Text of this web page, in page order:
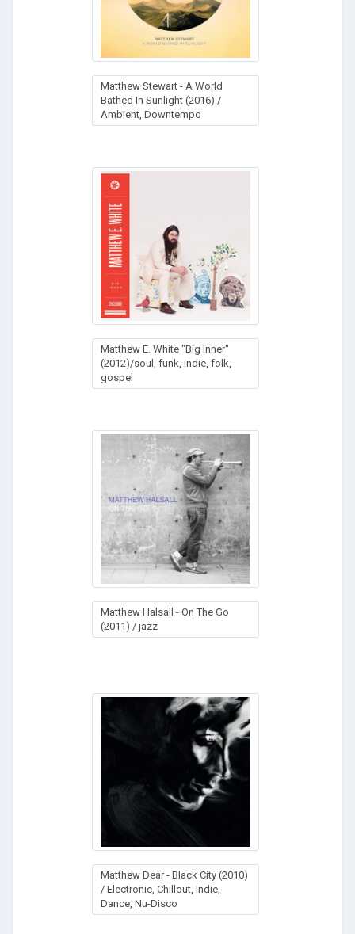
Matthew Stewart - A World
Bathed In Sunlight (2016) /
Ambient, Downtempo
Matthew E. White "Big Inner"
(2012)/soul, funk, indie, folk,
gospel
Matthew Halsall - On The Go
(2011) / jazz
Matthew Dear - Black City (2010)
/ Electronic, Chillout, Indie,
Dance, Nu-Disco